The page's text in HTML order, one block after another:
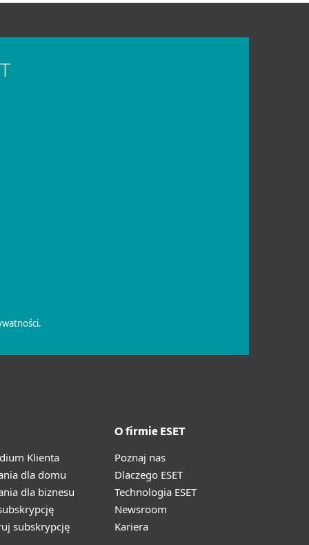
Klienta
dla domu
dla biznesu
subskrypcję
O firmie ESET
Poznaj nas
Dlaczego ESET
Technologia ESET
Newsroom
Kariera